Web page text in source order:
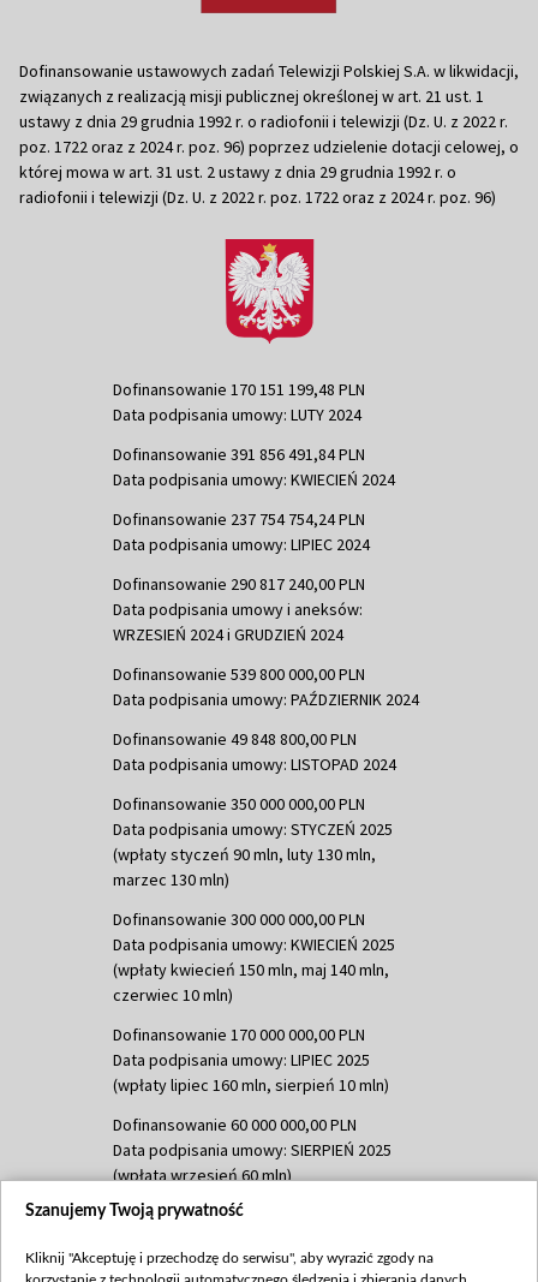
Dofinansowanie ustawowych zadań Telewizji Polskiej S.A. w likwidacji,
związanych z realizacją misji publicznej określonej w art. 21 ust. 1
ustawy z dnia 29 grudnia 1992 r. o radiofonii i telewizji (Dz. U. z 2022 r.
poz. 1722 oraz z 2024 r. poz. 96) poprzez udzielenie dotacji celowej, o
której mowa w art. 31 ust. 2 ustawy z dnia 29 grudnia 1992 r. o
radiofonii i telewizji (Dz. U. z 2022 r. poz. 1722 oraz z 2024 r. poz. 96)
Dofinansowanie 170 151 199,48 PLN
Data podpisania umowy: LUTY 2024
Dofinansowanie 391 856 491,84 PLN
Data podpisania umowy: KWIECIEŃ 2024
Dofinansowanie 237 754 754,24 PLN
Data podpisania umowy: LIPIEC 2024
Dofinansowanie 290 817 240,00 PLN
Data podpisania umowy i aneksów:
WRZESIEŃ 2024 i GRUDZIEŃ 2024
Dofinansowanie 539 800 000,00 PLN
Data podpisania umowy: PAŹDZIERNIK 2024
Dofinansowanie 49 848 800,00 PLN
Data podpisania umowy: LISTOPAD 2024
Dofinansowanie 350 000 000,00 PLN
Data podpisania umowy: STYCZEŃ 2025
(wpłaty styczeń 90 mln, luty 130 mln,
marzec 130 mln)
Dofinansowanie 300 000 000,00 PLN
Data podpisania umowy: KWIECIEŃ 2025
(wpłaty kwiecień 150 mln, maj 140 mln,
czerwiec 10 mln)
Dofinansowanie 170 000 000,00 PLN
Data podpisania umowy: LIPIEC 2025
(wpłaty lipiec 160 mln, sierpień 10 mln)
Dofinansowanie 60 000 000,00 PLN
Data podpisania umowy: SIERPIEŃ 2025
(wpłata wrzesień 60 mln)
Dofinansowanie 635 783 051,21 PLN
(wpłata wrzesień 100 mln, październik 350
Szanujemy Twoją prywatność
Kliknij "Akceptuję i przechodzę do serwisu", aby wyrazić zgody na